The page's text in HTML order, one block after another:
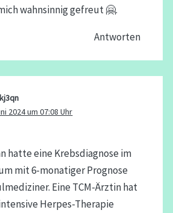
wahnsinnig gefreut 🤗.
Antworten
2024 um 07:08 Uhr
hatte eine Krebsdiagnose im
mit 6-monatiger Prognose
Eine TCM-Ärztin hat
Herpes-Therapie